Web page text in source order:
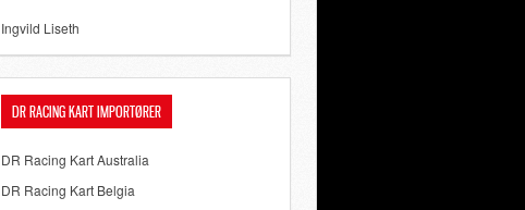
Ingvild Liseth
DR RACING KART IMPORTØRER
DR Racing Kart Australia
DR Racing Kart Belgia